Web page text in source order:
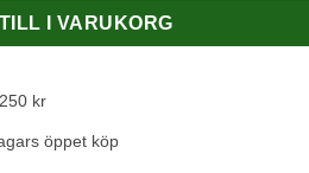
I VARUKORG
kr
öppet köp